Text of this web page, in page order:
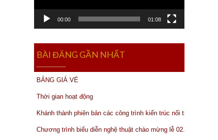
00:00 01:08
BÀI ĐĂNG GẦN NHẤT
BẢNG GIÁ VÉ
Thời gian hoạt động
Khánh thành phiên bản các công trình kiến trúc nổi tiếng của
Chương trình biểu diễn nghệ thuật chào mừng lễ 02.09.2019